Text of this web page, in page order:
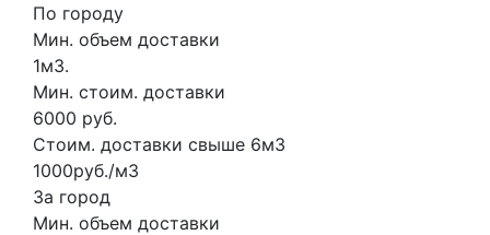
По городу
Мин. объем доставки
1м3.
Мин. стоим. доставки
6000 руб.
Стоим. доставки свыше 6м3
1000руб./м3
За город
Мин. объем доставки